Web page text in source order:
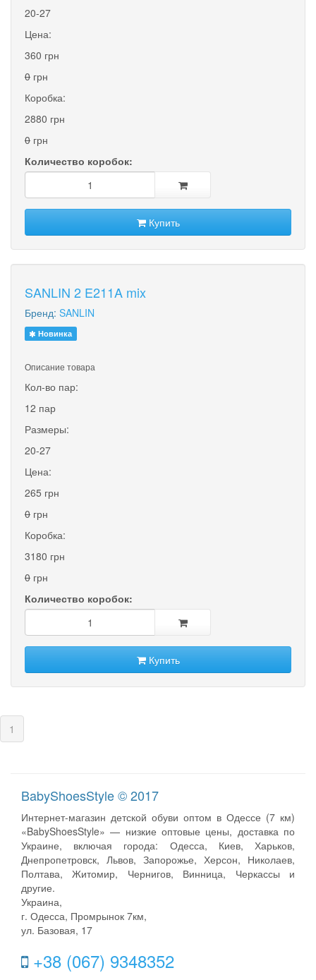
20-27
Цена:
360 грн
0 грн
Коробка:
2880 грн
0 грн
Количество коробок:
Купить
SANLIN 2 E211A mix
Бренд: SANLIN
Новинка
Описание товара
Кол-во пар:
12 пар
Размеры:
20-27
Цена:
265 грн
0 грн
Коробка:
3180 грн
0 грн
Количество коробок:
Купить
1
BabyShoesStyle © 2017
Интернет-магазин детской обуви оптом в Одессе (7 км)
«BabyShoesStyle» — низкие оптовые цены, доставка по
Украине, включая города: Одесса, Киев, Харьков,
Днепропетровск, Львов, Запорожье, Херсон, Николаев,
Полтава, Житомир, Чернигов, Винница, Черкассы и
другие.
Украина,
г. Одесса, Промрынок 7км,
ул. Базовая, 17
+38 (067) 9348352